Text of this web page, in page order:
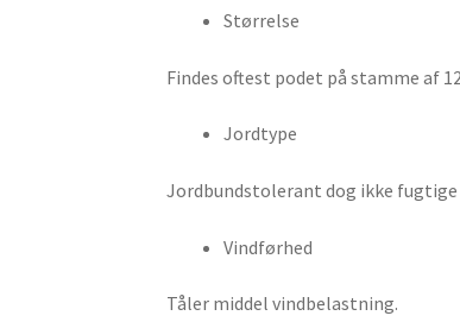
Størrelse
Findes oftest podet på stamme af
Jordtype
Jordbundstolerant dog ikke fugtige
Vindførhed
Tåler middel vindbelastning.